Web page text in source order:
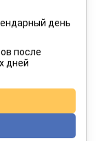
249 руб.день
после
дней